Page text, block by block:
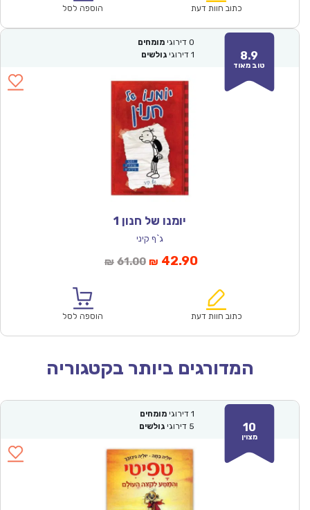
₪67.00.
כתוב חוות דעת הוספה לסל
8.9
טוב מאוד
0 דירוגי מומחים
1 דירוגי גולשים
יומנו של חנון 1
ג`ף קיני
₪ 61.00המחיר
₪61.00.
₪ 42.90המחיר
הוא:
כתוב חוות דעת הוספה לסל
המדורגים ביותר בקטגוריה
10
מצוין
1 דירוגי מומחים
5 דירוגי גולשים